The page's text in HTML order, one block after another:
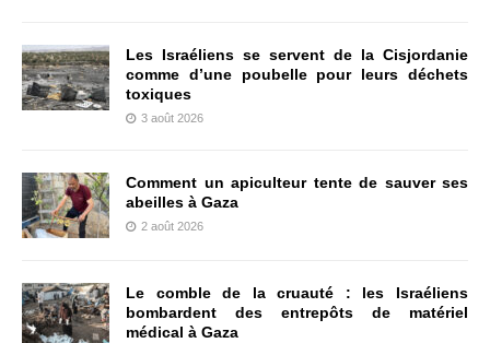
Les Israéliens se servent de la Cisjordanie
comme d’une poubelle pour leurs déchets
toxiques
3 août 2026
Comment un apiculteur tente de sauver ses
abeilles à Gaza
2 août 2026
Le comble de la cruauté : les Israéliens
bombardent des entrepôts de matériel
médical à Gaza